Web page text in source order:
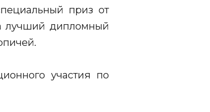
приз от
лучший дипломный
участия по